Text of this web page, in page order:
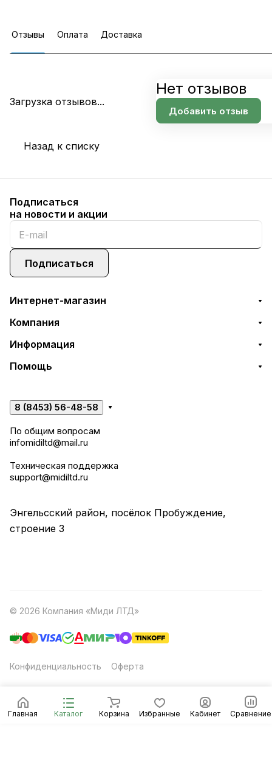
Отзывы Оплата Доставка
Загрузка отзывов...
Нет отзывов
Добавить отзыв
Назад к списку
Главная Каталог Корзина Избранные Кабинет Сравнение
Подписаться
на новости и акции
Подписаться
Интернет-магазин
Компания
Информация
Помощь
8 (8453) 56-48-58
По общим вопросам
infomidiltd@mail.ru
Техническая поддержка
support@midiltd.ru
Энгельсский район, посёлок Пробуждение,
строение 3
© 2026 Компания «Миди ЛТД»
Конфиденциальность Оферта